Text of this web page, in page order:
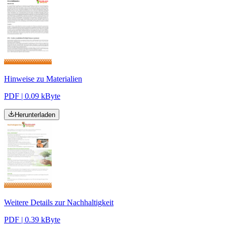
Hinweise zu Materialien
PDF | 0.09 kByte
Herunterladen
Weitere Details zur Nachhaltigkeit
PDF | 0.39 kByte